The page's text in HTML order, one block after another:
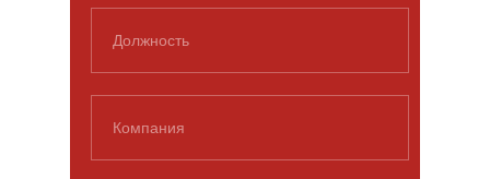
Должность
Компания